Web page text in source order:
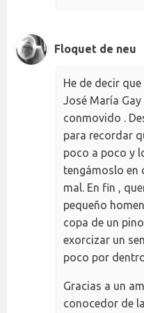
Floquet de neu
He de decir
José María Gay
conmovido .
para recordar
poco a poco y
tengámoslo en
mal. En fin ,
pequeño
copa de un
exorcizar un
poco por
Gracias a un
conocedor de